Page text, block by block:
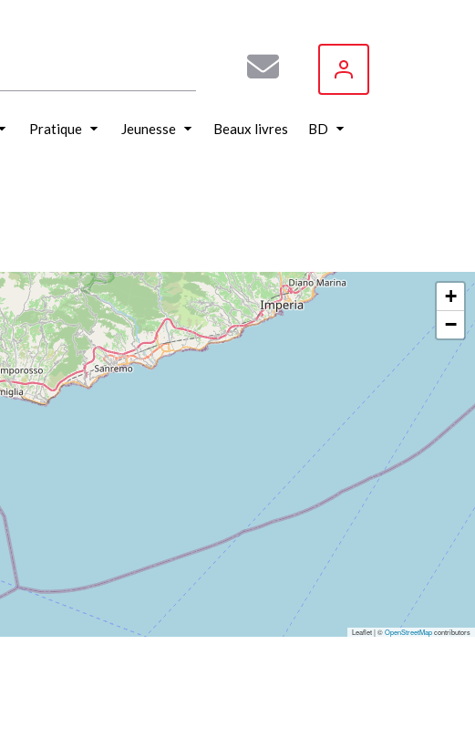
Pratique Jeunesse Beaux livres BD
+
−
Leaflet | ©OpenStreetMapcontributors